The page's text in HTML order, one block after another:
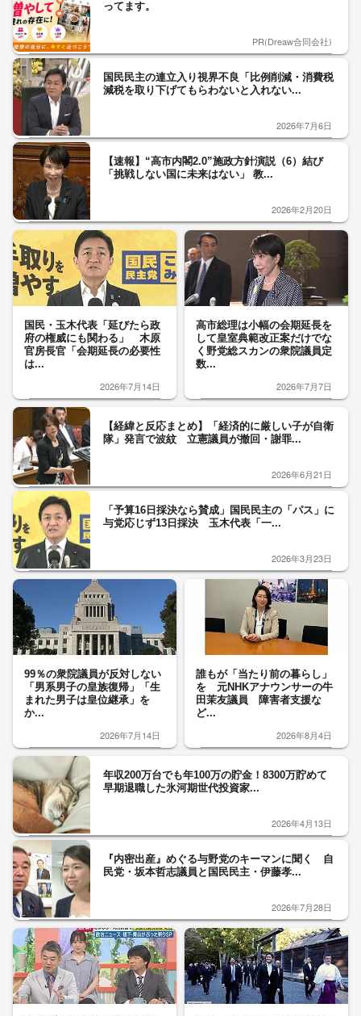
ってます。
PR(Dreaw合同会社)
国民民主の連立入り視界不良「比例削減・消費税
減税を取り下げてもらわないと入れない...
2026年7月6日
【速報】“高市内閣2.0”施政方針演説（6）結び
「挑戦しない国に未来はない」 教...
2026年2月20日
国民・玉木代表「延びたら政
府の権威にも関わる」 木原
官房長官「会期延長の必要性
は...
2026年7月14日
高市総理は小幅の会期延長を
して皇室典範改正案だけでな
く野党総スカンの衆院議員定
数...
2026年7月7日
【経緯と反応まとめ】「経済的に厳しい子が自衛
隊」発言で波紋 立憲議員が撤回・謝罪...
2026年6月21日
「予算16日採決なら賛成」国民民主の「パス」に
与党応じず13日採決 玉木代表「一...
2026年3月23日
99％の衆院議員が反対しない
「男系男子の皇族復帰」「生
まれた男子は皇位継承」を
か...
2026年7月14日
誰もが「当たり前の暮らし」
を 元NHKアナウンサーの牛
田茉友議員 障害者支援な
ど...
2026年8月4日
年収200万台でも年100万の貯金！8300万貯めて
早期退職した氷河期世代投資家...
2026年4月13日
『内密出産』めぐる与野党のキーマンに聞く 自
民党・坂本哲志議員と国民民主・伊藤孝...
2026年7月28日